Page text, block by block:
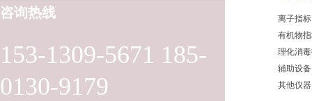
153-1309-5671 185-
0130-9179
咨询热线
离子指标
有机物
理化消
辅助设备
其他仪器